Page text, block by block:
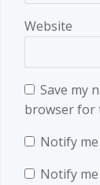
Website
Save my
browser for
Notify
Notify